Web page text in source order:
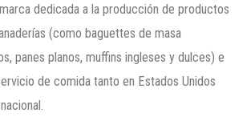
dedicada a la producción de productos
(como baguettes de masa
panes planos, muffins ingleses y dulces) e
de comida tanto en Estados Unidos